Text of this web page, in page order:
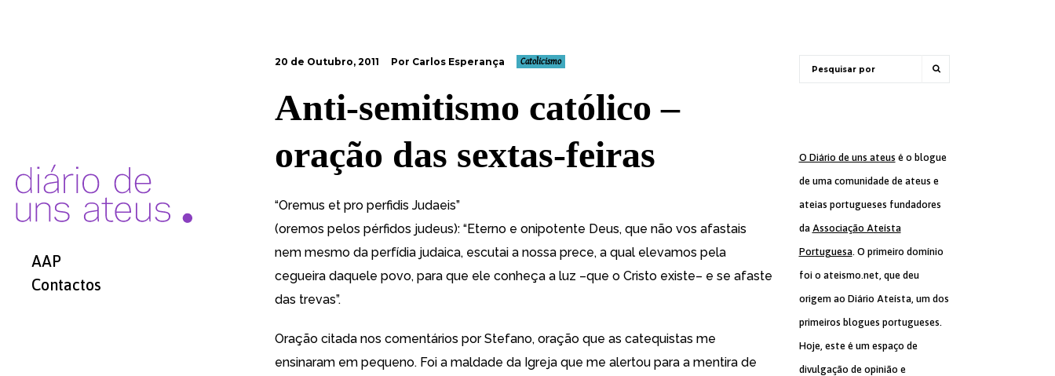
AAP
Contactos
20 de Outubro, 2011 Por Carlos Esperança Catolicismo
Anti-semitismo católico –
oração das sextas-feiras
“Oremus et pro perfidis Judaeis”
(oremos pelos pérfidos judeus): “Eterno e onipotente Deus, que não vos afastais
nem mesmo da perfídia judaica, escutai a nossa prece, a qual elevamos pela
cegueira daquele povo, para que ele conheça a luz –que o Cristo existe– e se afaste
das trevas”.
Oração citada nos comentários por Stefano, oração que as catequistas me
ensinaram em pequeno. Foi a maldade da Igreja que me alertou para a mentira de
O Diário de uns ateus é o blogue
de uma comunidade de ateus e
ateias portugueses fundadores
da Associação Ateísta
Portuguesa. O primeiro domínio
foi o ateismo.net, que deu
origem ao Diário Ateísta, um dos
primeiros blogues portugueses.
Hoje, este é um espaço de
divulgação de opinião e